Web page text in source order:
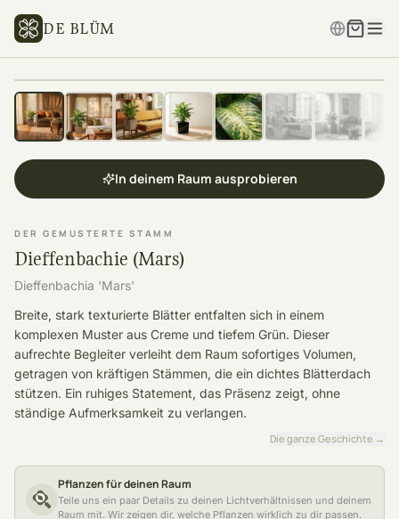
DE BLÜM
In deinem Raum ausprobieren
DER GEMUSTERTE STAMM
Dieffenbachie (Mars)
Dieffenbachia 'Mars'
Breite, stark texturierte Blätter entfalten sich in einem
komplexen Muster aus Creme und tiefem Grün. Dieser
aufrechte Begleiter verleiht dem Raum sofortiges Volumen,
getragen von kräftigen Stämmen, die ein dichtes Blätterdach
stützen. Ein ruhiges Statement, das Präsenz zeigt, ohne
ständige Aufmerksamkeit zu verlangen.
Die ganze Geschichte →
Pflanzen für deinen Raum
Teile uns ein paar Details zu deinen Lichtverhältnissen und deinem
Raum mit. Wir zeigen dir, welche Pflanzen wirklich zu dir passen.